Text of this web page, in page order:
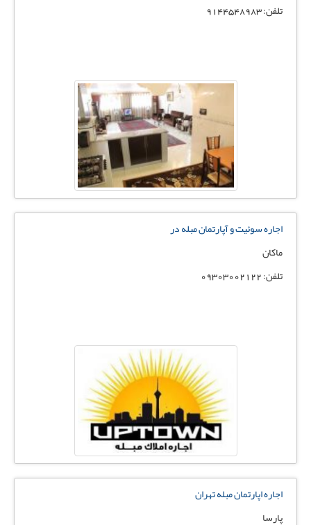
تلفن: 9144548983
اجاره سوئیت و آپارتمان مبله در
ماکان
تلفن: 09303002122
اجاره اپارتمان مبله تهران
پارسا